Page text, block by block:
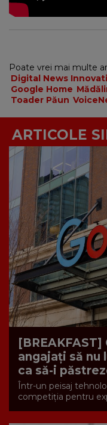
Poate vrei mai multe
Digital News
Google Home
Toader Păun
ARTICOLE
angajați să nu
ca să-i
Într-un peisaj
competiția pentru